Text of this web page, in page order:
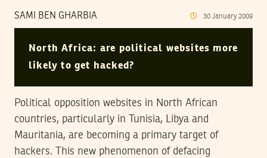
SAMI BEN GHARBIA 30 January 2009
North Africa: are political websites more
likely to get hacked?
Political opposition websites in North African
countries, particularly in Tunisia, Libya and
Mauritania, are becoming a primary target of
hackers. This new phenomenon of defacing